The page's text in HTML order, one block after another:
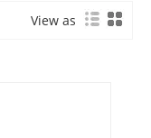
View as